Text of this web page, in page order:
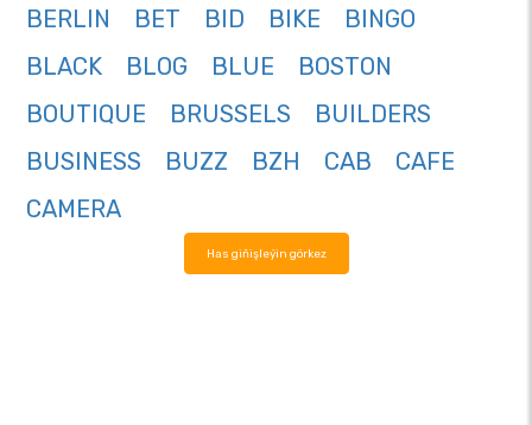
BERLIN
BET BID BIKE
BINGO
BLACK
BLOG BLUE
BOSTON
BOUTIQUE
BRUSSELS
BUILDERS
BUSINESS
BUZZ BZH CAB
CAFE
CAMERA
Has giňişleýin görkez